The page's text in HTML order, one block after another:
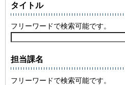
タイトル
フリーワードで検索可能です。
担当課名
フリーワードで検索可能です。